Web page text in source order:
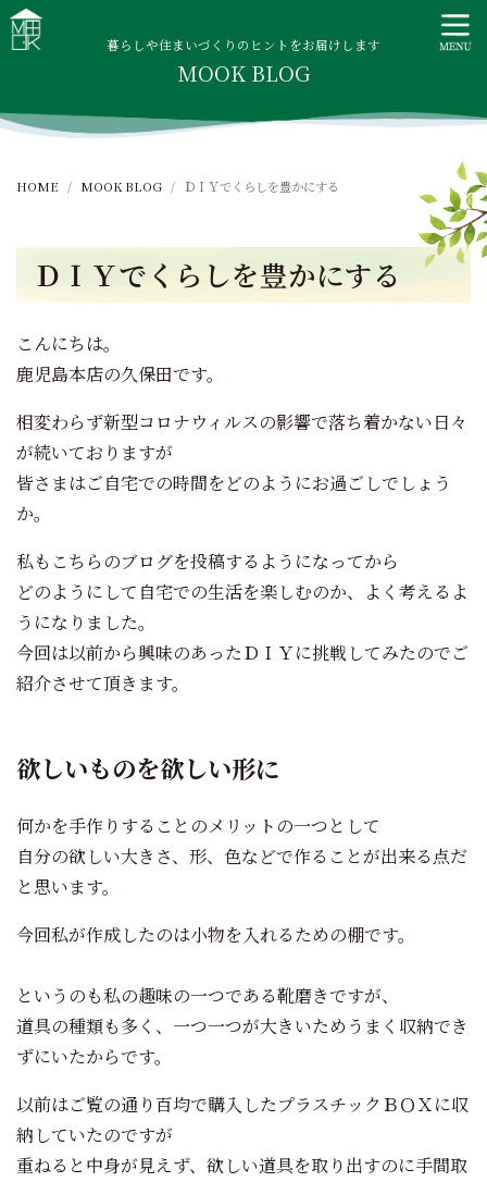
t
MOOK HOUSE ムックハウス
MOOK HOUSEはかごしま素材で建てる木の住まい。自然を
感じる四季に合わせた暮らし、家族がずっと住み継げる暮ら
暮らしや住まいづくりのヒントをお届けします
MOOK BLOG
HOME MOOK BLOG ＤＩＹでくらしを豊かにする
ＤＩＹでくらしを豊かにする
こんにちは。
鹿児島本店の久保田です。
相変わらず新型コロナウィルスの影響で落ち着かない日々
が続いておりますが
皆さまはご自宅での時間をどのようにお過ごしでしょう
か。
私もこちらのブログを投稿するようになってから
どのようにして自宅での生活を楽しむのか、よく考えるよ
うになりました。
今回は以前から興味のあったＤＩＹに挑戦してみたのでご
紹介させて頂きます。
欲しいものを欲しい形に
何かを手作りすることのメリットの一つとして
自分の欲しい大きさ、形、色などで作ることが出来る点だ
と思います。
今回私が作成したのは小物を入れるための棚です。
というのも私の趣味の一つである靴磨きですが、
道具の種類も多く、一つ一つが大きいためうまく収納でき
ずにいたからです。
以前はご覧の通り百均で購入したプラスチックＢＯＸに収
納していたのですが
重ねると中身が見えず、欲しい道具を取り出すのに手間取